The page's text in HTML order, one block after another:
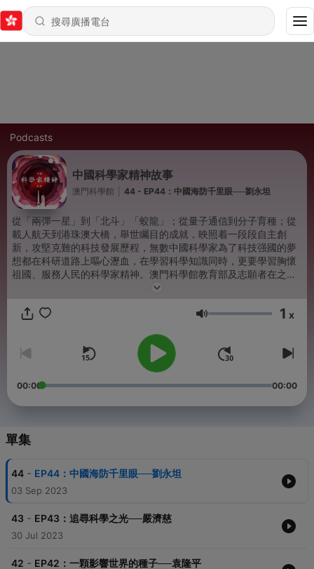
Podcasts
中國科學家精神故事
澳門科學館 44 - EP44：中國海防千里眼──劉永坦
從「兩彈一星」到「北斗」「蛟龍」；從量子通信到分子育種；從
載人航天到港珠澳大橋，舉世矚目的成就，映照着一段段自主創
新，攻堅克難的科技發展歷程，無數中國科學家為了科技强國的夢
想都在科研道路上嘔心瀝血，在學習科學知識同時，更要學習胸懷
祖國、服務人民的科學家精神。澳門科學館教育部及志願者在之後
每個星期都會更新一位中國科學家的奮鬥故事。
Powered by
音量 1 x
00:00 00:00
單集
44 - EP44：中國海防千里眼──劉永坦
03 Sep 2023
43 - EP43：追尋科學之光──嚴濟慈
30 Jul 2023
42 - EP42：一顆影響世界的種子──袁隆平